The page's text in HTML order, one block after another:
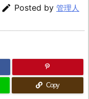
 Posted by 管理人
Copy